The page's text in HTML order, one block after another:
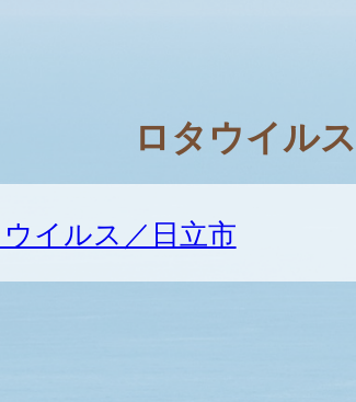
ロタウイルス
イルス／日立市